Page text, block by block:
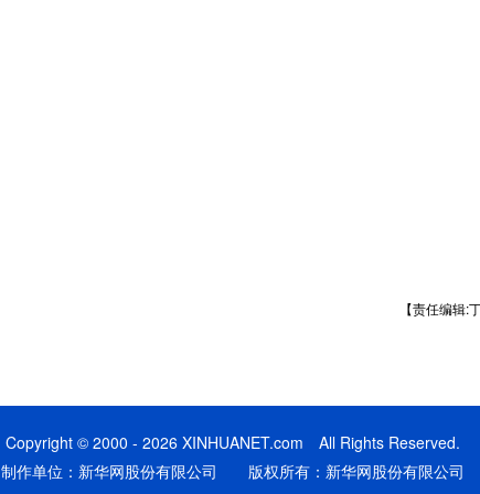
【责任编辑:
Copyright © 2000 - 2026 XINHUANET.com All Rights Reserved.
制作单位：新华网股份有限公司 版权所有：新华网股份有限公司